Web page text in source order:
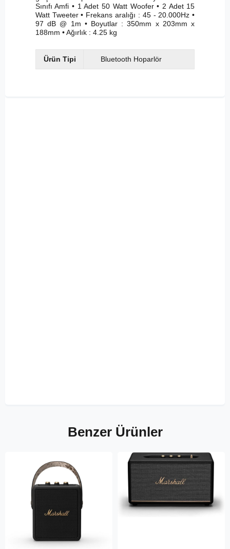
Sınıfı Amfi • 1 Adet 50 Watt Woofer • 2 Adet 15
Watt Tweeter • Frekans aralığı : 45 - 20.000Hz •
97 dB @ 1m • Boyutlar : 350mm x 203mm x
188mm • Ağırlık : 4.25 kg
Ürün Tipi Bluetooth Hoparlör
Benzer Ürünler